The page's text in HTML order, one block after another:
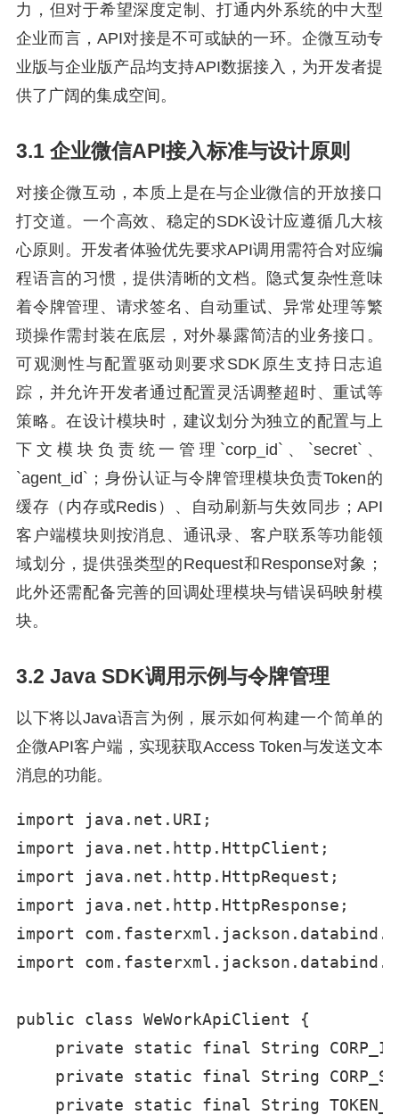
力，但对于希望深度定制、打通内外系统的中大型
企业而言，API对接是不可或缺的一环。企微互动专
业版与企业版产品均支持API数据接入，为开发者提
供了广阔的集成空间。
3.1 企业微信API接入标准与设计原则
对接企微互动，本质上是在与企业微信的开放接口
打交道。一个高效、稳定的SDK设计应遵循几大核
心原则。开发者体验优先要求API调用需符合对应编
程语言的习惯，提供清晰的文档。隐式复杂性意味
着令牌管理、请求签名、自动重试、异常处理等繁
琐操作需封装在底层，对外暴露简洁的业务接口。
可观测性与配置驱动则要求SDK原生支持日志追
踪，并允许开发者通过配置灵活调整超时、重试等
策略。在设计模块时，建议划分为独立的配置与上
下文模块负责统一管理`corp_id`、`secret`、
`agent_id`；身份认证与令牌管理模块负责Token的
缓存（内存或Redis）、自动刷新与失效同步；API
客户端模块则按消息、通讯录、客户联系等功能领
域划分，提供强类型的Request和Response对象；
此外还需配备完善的回调处理模块与错误码映射模
块。
3.2 Java SDK调用示例与令牌管理
以下将以Java语言为例，展示如何构建一个简单的
企微API客户端，实现获取Access Token与发送文本
消息的功能。
import java.net.URI;
import java.net.http.HttpClient;
import java.net.http.HttpRequest;
import java.net.http.HttpResponse;
import
import
public class WeWorkApiClient {
private static final String
private static final String
private static final String